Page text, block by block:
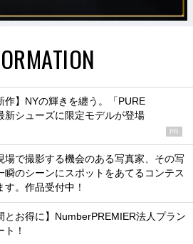
作】NYの輝きを纏う。「PURE
新シューズに限定モデルが登場
PR
場で撮影する機会のある写真家、その写
瞬のシーンにスポットをあてるコンテス
す。作品受付中！
とお得に】NumberPREMIER法人プラン
！